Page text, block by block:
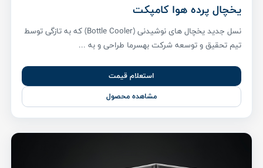
یخچال پرده هوا کامپکت
نسل جدید یخچال های نوشیدنی (Bottle Cooler) که به تازگی توسط
تیم تحقیق و توسعه شرکت بهسرما طراحی و به ...
استعلام قیمت
مشاهده محصول